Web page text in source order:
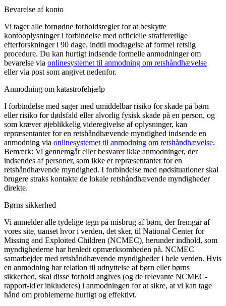
Bevarelse af konto
Vi tager alle fornødne forholdsregler for at beskytte
kontooplysninger i forbindelse med officielle strafferetlige
efterforskninger i 90 dage, indtil modtagelse af formel retslig
procedure. Du kan hurtigt indsende formelle anmodninger om
bevarelse via onlinesystemet til anmodning om retshåndhævelse
eller via post som angivet nedenfor.
Anmodning om katastrofehjælp
I forbindelse med sager med umiddelbar risiko for skade på børn
eller risiko for dødsfald eller alvorlig fysisk skade på en person, og
som kræver øjeblikkelig videregivelse af oplysninger, kan
repræsentanter for en retshåndhævende myndighed indsende en
anmodning via onlinesystemet til anmodning om retshåndhævelse.
Bemærk: Vi gennemgår eller besvarer ikke anmodninger, der
indsendes af personer, som ikke er repræsentanter for en
retshåndhævende myndighed. I forbindelse med nødsituationer skal
brugere straks kontakte de lokale retshåndhævende myndigheder
direkte.
Børns sikkerhed
Vi anmelder alle tydelige tegn på misbrug af børn, der fremgår af
vores site, uanset hvor i verden, det sker, til National Center for
Missing and Exploited Children (NCMEC), herunder indhold, som
myndighederne har henledt opmærksomheden på. NCMEC
samarbejder med retshåndhævende myndigheder i hele verden. Hvis
en anmodning har relation til udnyttelse af børn eller børns
sikkerhed, skal disse forhold angives (og de relevante NCMEC-
rapport-id'er inkluderes) i anmodningen for at sikre, at vi kan tage
hånd om problemerne hurtigt og effektivt.